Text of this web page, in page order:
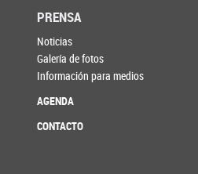
PRENSA
Noticias
Galería de fotos
Información para medios
AGENDA
CONTACTO